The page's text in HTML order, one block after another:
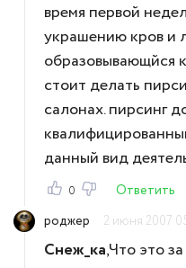
время первой
украшению кров и
образовывающйся
стоит делать
салонах. пирсинг
данный вид
0
Ответить
роджер
2 июня 2007
Снеж_ка,Что это